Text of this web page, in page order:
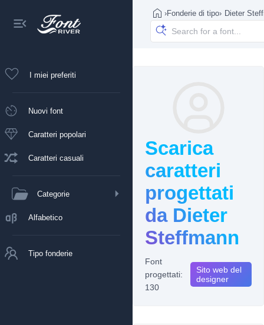
I miei preferiti
Nuovi font
Caratteri popolari
Caratteri casuali
Categorie
Alfabetico
Tipo fonderie
›Fonderie di tipo› Dieter
Scarica
caratteri
progettati
da Dieter
Steffmann
Font
progettati:
130
Sito web del
designer